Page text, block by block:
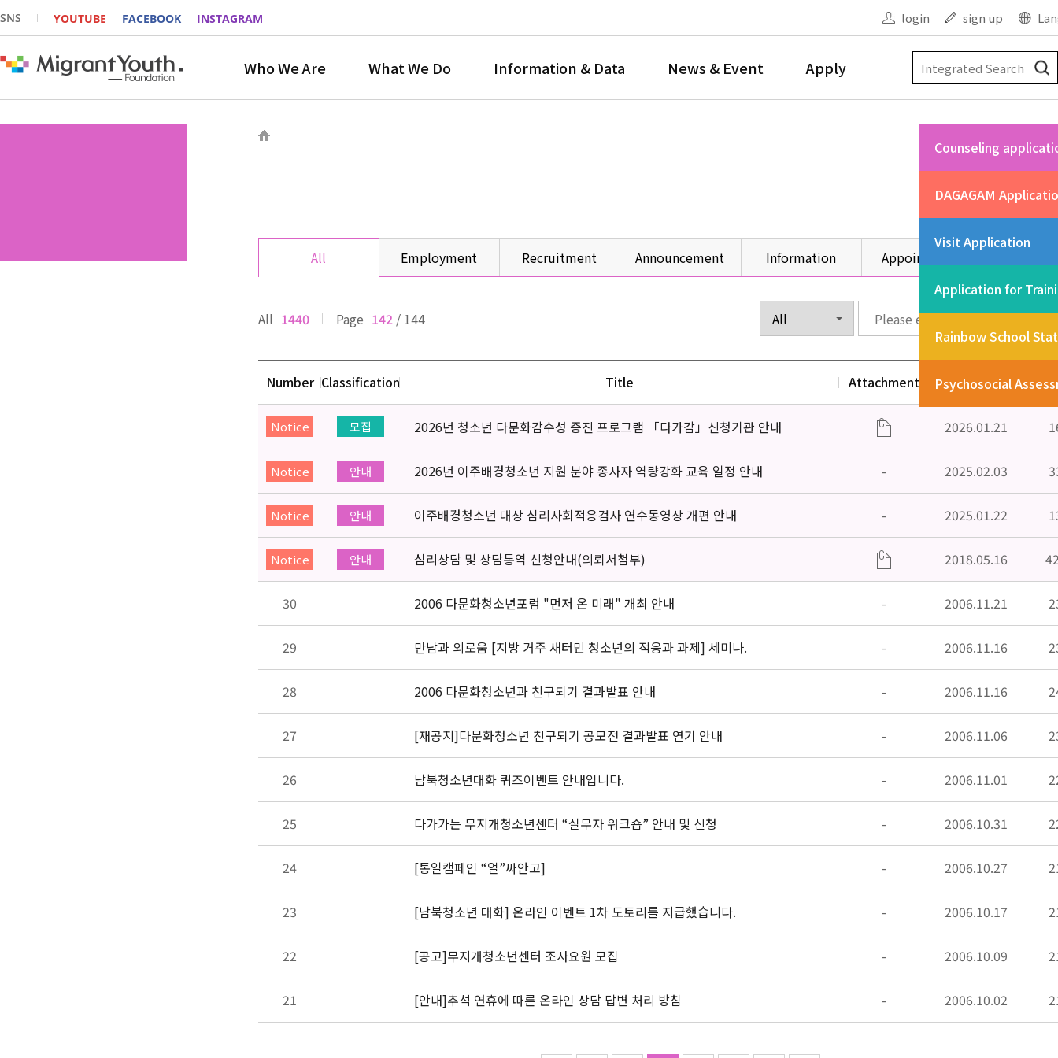
SNS YOUTUBE FACEBOOK INSTAGRAM login sign up
Who We Are What We Do Information & Data News & Event Apply
Counseling
DAGAGAM
Visit Application
Application for
Rainbow School
Psychosocial
All Employment Recruitment Announcement Information Appointment
All 1440 Page 142 / 144
Number Classification Title Attachment Date
Notice 모집 2026년 청소년 다문화감수성 증진 프로그램 「다가감」신청기관 안내 2026.01.21
Notice 안내 2026년 이주배경청소년 지원 분야 종사자 역량강화 교육 일정 안내 - 2025.02.03
Notice 안내 이주배경청소년 대상 심리사회적응검사 연수동영상 개편 안내 - 2025.01.22
Notice 안내 심리상담 및 상담통역 신청안내(의뢰서첨부) 2018.05.16
30 2006 다문화청소년포럼 "먼저 온 미래" 개최 안내 - 2006.11.21
29 만남과 외로움 [지방 거주 새터민 청소년의 적응과 과제] 세미나. - 2006.11.16
28 2006 다문화청소년과 친구되기 결과발표 안내 - 2006.11.16
27 [재공지]다문화청소년 친구되기 공모전 결과발표 연기 안내 - 2006.11.06
26 남북청소년대화 퀴즈이벤트 안내입니다. - 2006.11.01
25 다가가는 무지개청소년센터 “실무자 워크숍” 안내 및 신청 - 2006.10.31
24 [통일캠페인 “얼”싸안고] - 2006.10.27
23 [남북청소년 대화] 온라인 이벤트 1차 도토리를 지급했습니다. - 2006.10.17
22 [공고]무지개청소년센터 조사요원 모집 - 2006.10.09
21 [안내]추석 연휴에 따른 온라인 상담 답변 처리 방침 - 2006.10.02